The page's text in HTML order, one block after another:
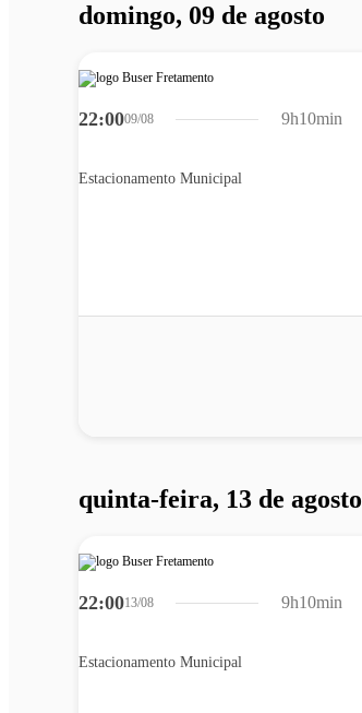
domingo, 09 de agosto
22:0009/08
Estacionamento Municipal
9h10min
quinta-feira, 13 de agosto
22:0013/08
Estacionamento Municipal
9h10min